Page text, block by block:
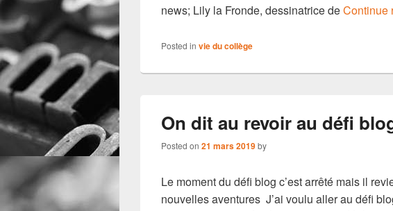
news; Lily la Fronde, dessinatrice deContinue
Posted in vie du collège
On dit au revoir au défi
Posted on 21 mars 2019by
Le moment du défi blog c’est arrêté mais il
nouvelles aventures J’ai voulu aller au défi